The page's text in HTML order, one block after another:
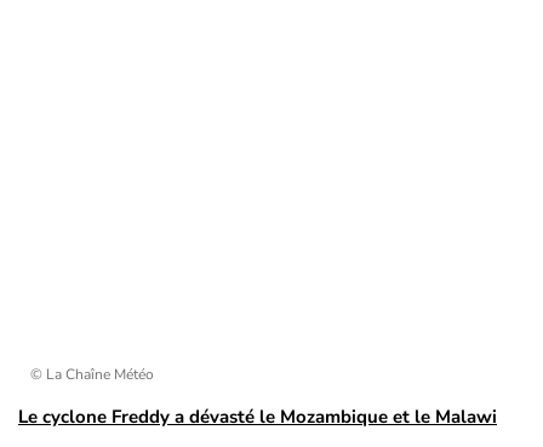
© La Chaîne Météo
Le cyclone Freddy a dévasté le Mozambique et le Malawi